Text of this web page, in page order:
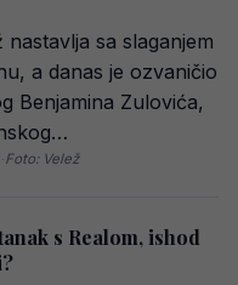
sa slaganjem
a danas je ozvaničio
Benjamina Zulovića,
·Foto: Velež
s Realom, ishod